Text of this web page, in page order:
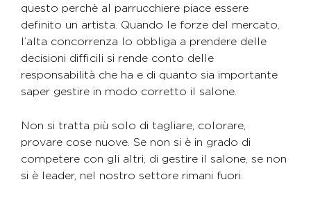
questo perchè al parrucchiere piace essere
definito un artista. Quando le forze del mercato,
l’alta concorrenza lo obbliga a prendere delle
decisioni difficili si rende conto delle
responsabilità che ha e di quanto sia importante
saper gestire in modo corretto il salone.
Non si tratta più solo di tagliare, colorare,
provare cose nuove. Se non si è in grado di
competere con gli altri, di gestire il salone, se non
si è leader, nel nostro settore rimani fuori.